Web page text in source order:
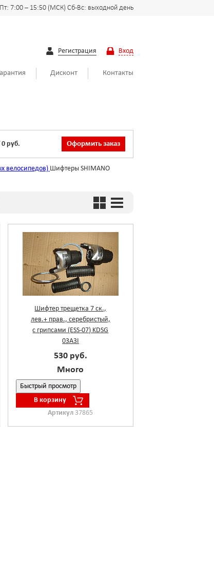
7:00 – 15:50 (МСК) Сб-Вс: выходной день
Регистрация Вход
Дисконт Контакты
0 руб. Оформить заказ
велосипедов) Шифтеры SHIMANO
Шифтер трещетка 7 ск.,
лев.+ прав., серебристый,
с грипсами (ESS-07) KDSG
03A3I
530 руб.
Много
Быстрый просмотр
В корзину
Артикул37865